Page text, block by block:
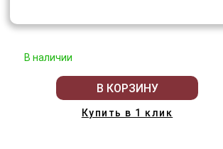
В наличии
В КОРЗИНУ
Купить в 1 клик